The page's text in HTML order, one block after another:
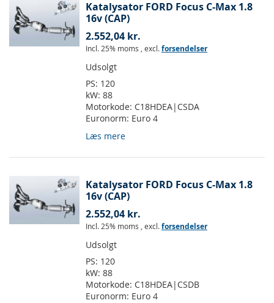
Katalysator FORD Focus C-Max 1.8
16v (CAP)
2.552,04 kr.
Incl. 25% moms , excl.forsendelser
Udsolgt
PS: 120
kW: 88
Motorkode: C18HDEA|CSDA
Euronorm: Euro 4
Læs mere
Katalysator FORD Focus C-Max 1.8
16v (CAP)
2.552,04 kr.
Incl. 25% moms , excl.forsendelser
Udsolgt
PS: 120
kW: 88
Motorkode: C18HDEA|CSDB
Euronorm: Euro 4